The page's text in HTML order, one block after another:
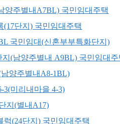
양주별내A7BL) 국민임대주택
(17단지) 국민임대주택
국민임대(신혼부부특화단지)
지(남양주별내 A9BL) 국민임대주
양주별내A8-1BL)
3(미리내마을 4-3)
지(별내A17)
럭(24단지) 국민임대주택